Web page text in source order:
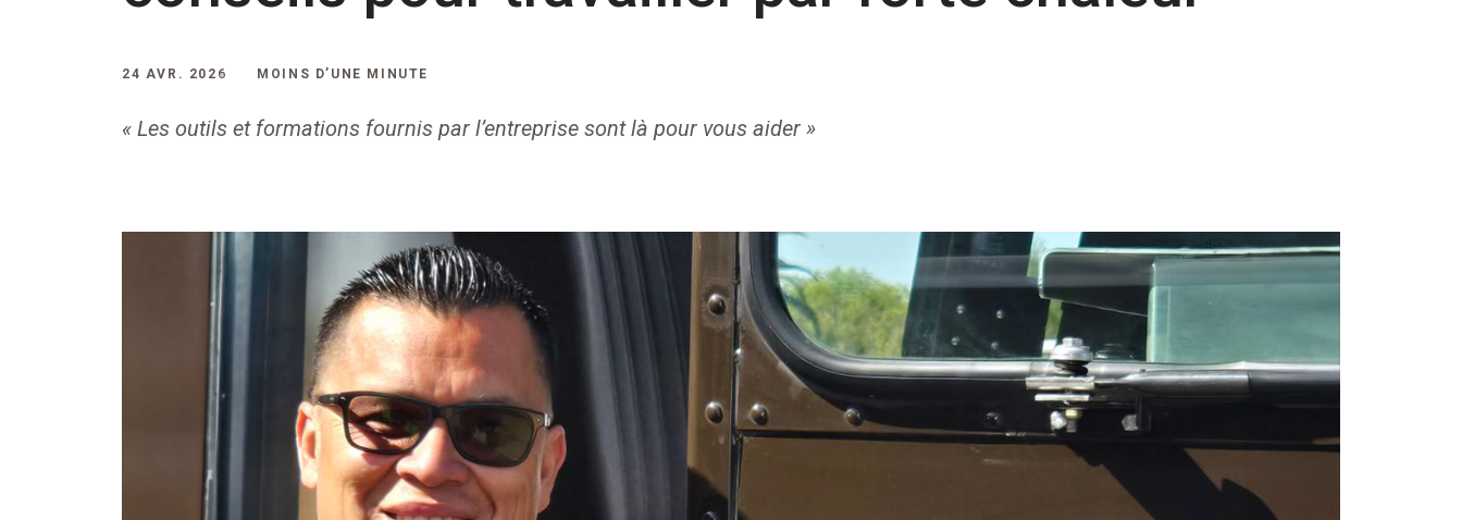
24 AVR. 2026 MOINS D’UNE MINUTE
« Les outils et formations fournis par l’entreprise sont là pour vous aider »